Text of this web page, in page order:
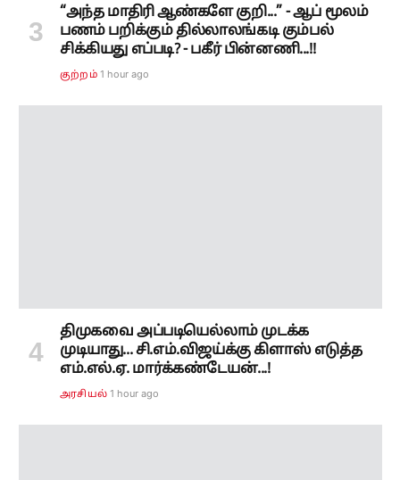
“அந்த மாதிரி ஆண்களே குறி...” - ஆப் மூலம்
பணம் பறிக்கும் தில்லாலங்கடி கும்பல்
சிக்கியது எப்படி? - பகீர் பின்னணி...!!
குற்றம் 1 hour ago
திமுகவை அப்படியெல்லாம் முடக்க
முடியாது... சி.எம்.விஜய்க்கு கிளாஸ் எடுத்த
எம்.எல்.ஏ. மார்க்கண்டேயன்...!
அரசியல் 1 hour ago